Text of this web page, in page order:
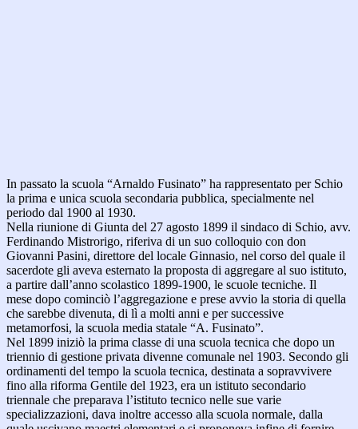
In passato la scuola “Arnaldo Fusinato” ha rappresentato per Schio
la prima e unica scuola secondaria pubblica, specialmente nel
periodo dal 1900 al 1930.
Nella riunione di Giunta del 27 agosto 1899 il sindaco di Schio, avv.
Ferdinando Mistrorigo, riferiva di un suo colloquio con don
Giovanni Pasini, direttore del locale Ginnasio, nel corso del quale il
sacerdote gli aveva esternato la proposta di aggregare al suo istituto,
a partire dall’anno scolastico 1899-1900, le scuole tecniche. Il
mese dopo cominciò l’aggregazione e prese avvio la storia di quella
che sarebbe divenuta, di lì a molti anni e per successive
metamorfosi, la scuola media statale “A. Fusinato”.
Nel 1899 iniziò la prima classe di una scuola tecnica che dopo un
triennio di gestione privata divenne comunale nel 1903. Secondo gli
ordinamenti del tempo la scuola tecnica, destinata a sopravvivere
fino alla riforma Gentile del 1923, era un istituto secondario
triennale che preparava l’istituto tecnico nelle sue varie
specializzazioni, dava inoltre accesso alla scuola normale, dalla